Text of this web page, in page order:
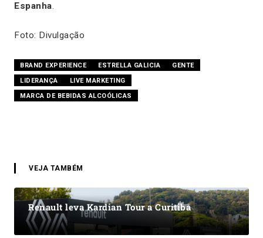
Espanha.
Foto: Divulgação
BRAND EXPERIENCE ESTRELLA GALICIA
GENTE
LIDERANÇA
LIVE MARKETING
MARCA DE BEBIDAS ALCOÓLICAS
VEJA TAMBÉM
Renault leva Kardian Tour a Curitiba